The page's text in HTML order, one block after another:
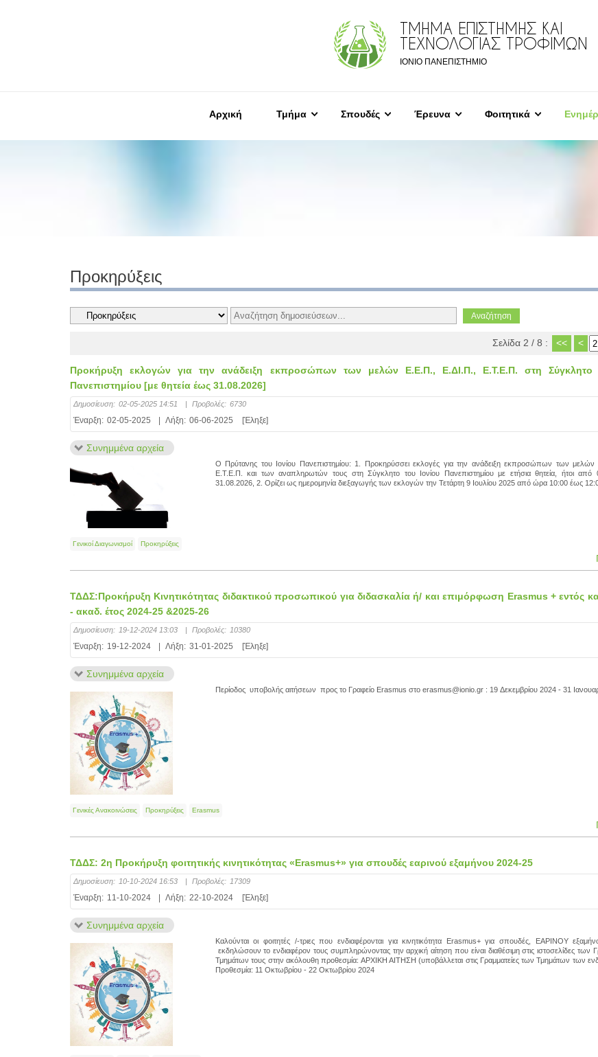
ΤΜΗΜΑ ΕΠΙΣΤΗΜΗΣ ΚΑΙ
ΤΕΧΝΟΛΟΓΙΑΣ ΤΡΟΦΙΜΩΝ
ΙΟΝΙΟ ΠΑΝΕΠΙΣΤΗΜΙΟ
Αρχική Τμήμα Σπουδές Έρευνα Φοιτητικά
Προκηρύξεις
Σελίδα 2 / 8 : << <
Προκήρυξη εκλογών για την ανάδειξη εκπροσώπων των μελών Ε.Ε.Π., Ε.ΔΙ.Π., Ε.Τ.Ε.Π. στη Σύγκλητο
Πανεπιστημίου [με θητεία έως 31.08.2026]
Δημοσίευση: 02-05-2025 14:51 | Προβολές: 6730
Έναρξη: 02-05-2025 Λήξη: 06-06-2025 [Έληξε]
Συνημμένα αρχεία
Ο Πρύτανης του Ιονίου Πανεπιστημίου: 1. Προκηρύσσει εκλογές για την ανάδειξη εκπροσώπων των
Ε.Τ.Ε.Π. και των αναπληρωτών τους στη Σύγκλητο του Ιονίου Πανεπιστημίου με ετήσια θητεία, ήτοι από
31.08.2026, 2. Ορίζει ως ημερομηνία διεξαγωγής των εκλογών την Τετάρτη 9 Ιουλίου 2025 από ώρα 10:00 έως
Γενικοί Διαγωνισμοί Προκηρύξεις
ΤΔΔΣ:Προκήρυξη Κινητικότητας διδακτικού προσωπικού για διδασκαλία ή/ και επιμόρφωση Erasmus + εντός
- ακαδ. έτος 2024-25 &2025-26
Δημοσίευση: 19-12-2024 13:03 Προβολές: 10380
Έναρξη: 19-12-2024 Λήξη: 31-01-2025 [Έληξε]
Συνημμένα αρχεία
Περίοδος υποβολής αιτήσεων προς το Γραφείο Erasmus στο erasmus@ionio.gr : 19 Δεκεμβρίου 2024 - 31
Γενικές Ανακοινώσεις Προκηρύξεις Erasmus
ΤΔΔΣ: 2η Προκήρυξη φοιτητικής κινητικότητας «Erasmus+» για σπουδές εαρινού εξαμήνου 2024-25
Δημοσίευση: 10-10-2024 16:53 Προβολές: 17309
Έναρξη: 11-10-2024 Λήξη: 22-10-2024 [Έληξε]
Συνημμένα αρχεία
Καλούνται οι φοιτητές /-τριες που ενδιαφέρονται για κινητικότητα Erasmus+ για σπουδές, ΕΑΡΙΝΟΥ
εκδηλώσουν το ενδιαφέρον τους συμπληρώνοντας την αρχική αίτηση που είναι διαθέσιμη στις ιστοσελίδες των
Τμημάτων τους στην ακόλουθη προθεσμία: ΑΡΧΙΚΗ ΑΙΤΗΣΗ (υποβάλλεται στις Γραμματείες των Τμημάτων των
Προθεσμία: 11 Οκτωβρίου - 22 Οκτωβρίου 2024